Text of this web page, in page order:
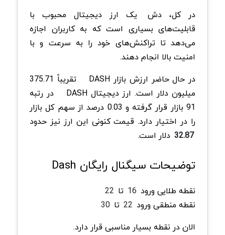
در کل، دش
یک ارز دیجیتال محبوب با
قابلیت‌های بسیاری است که به کاربران اجازه
می‌دهد تا تراکنش‌های خود را به سرعت و با
امنیت بالا انجام دهند.
در حال حاضر ارزش بازار DASH
تقریباً 375.71
میلیون دلار است. ارز دیجیتال DASH
در رتبه
91 بازار قرار گرفته و 0.03 درصد از سهم کل بازار
را در اختیار دارد. قیمت کنونی این ارز نیز حدود
32.87 دلار است.
توضیحات سیگنال رایگان Dash
نقطه طلایی ورود 16 تا 22
نقطه منطقی ورود 22 تا 30
الان در نقطه بسیار مناسبی قرار دارد.